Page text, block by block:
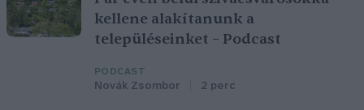
kellene alakítanunk a
településeinket – Podcast
PODCAST
Novák Zsombor 2 perc